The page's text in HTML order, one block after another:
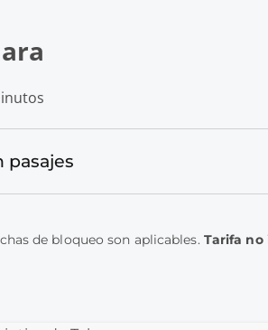
pasajes
de bloqueo son aplicables. Tarifa no